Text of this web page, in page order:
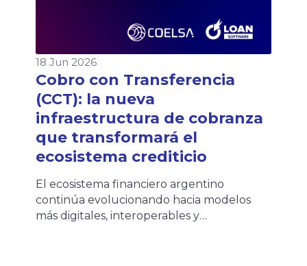
18 Jun 2026
Cobro con Transferencia
(CCT): la nueva
infraestructura de cobranza
que transformará el
ecosistema crediticio
El ecosistema financiero argentino
continúa evolucionando hacia modelos
más digitales, interoperables y